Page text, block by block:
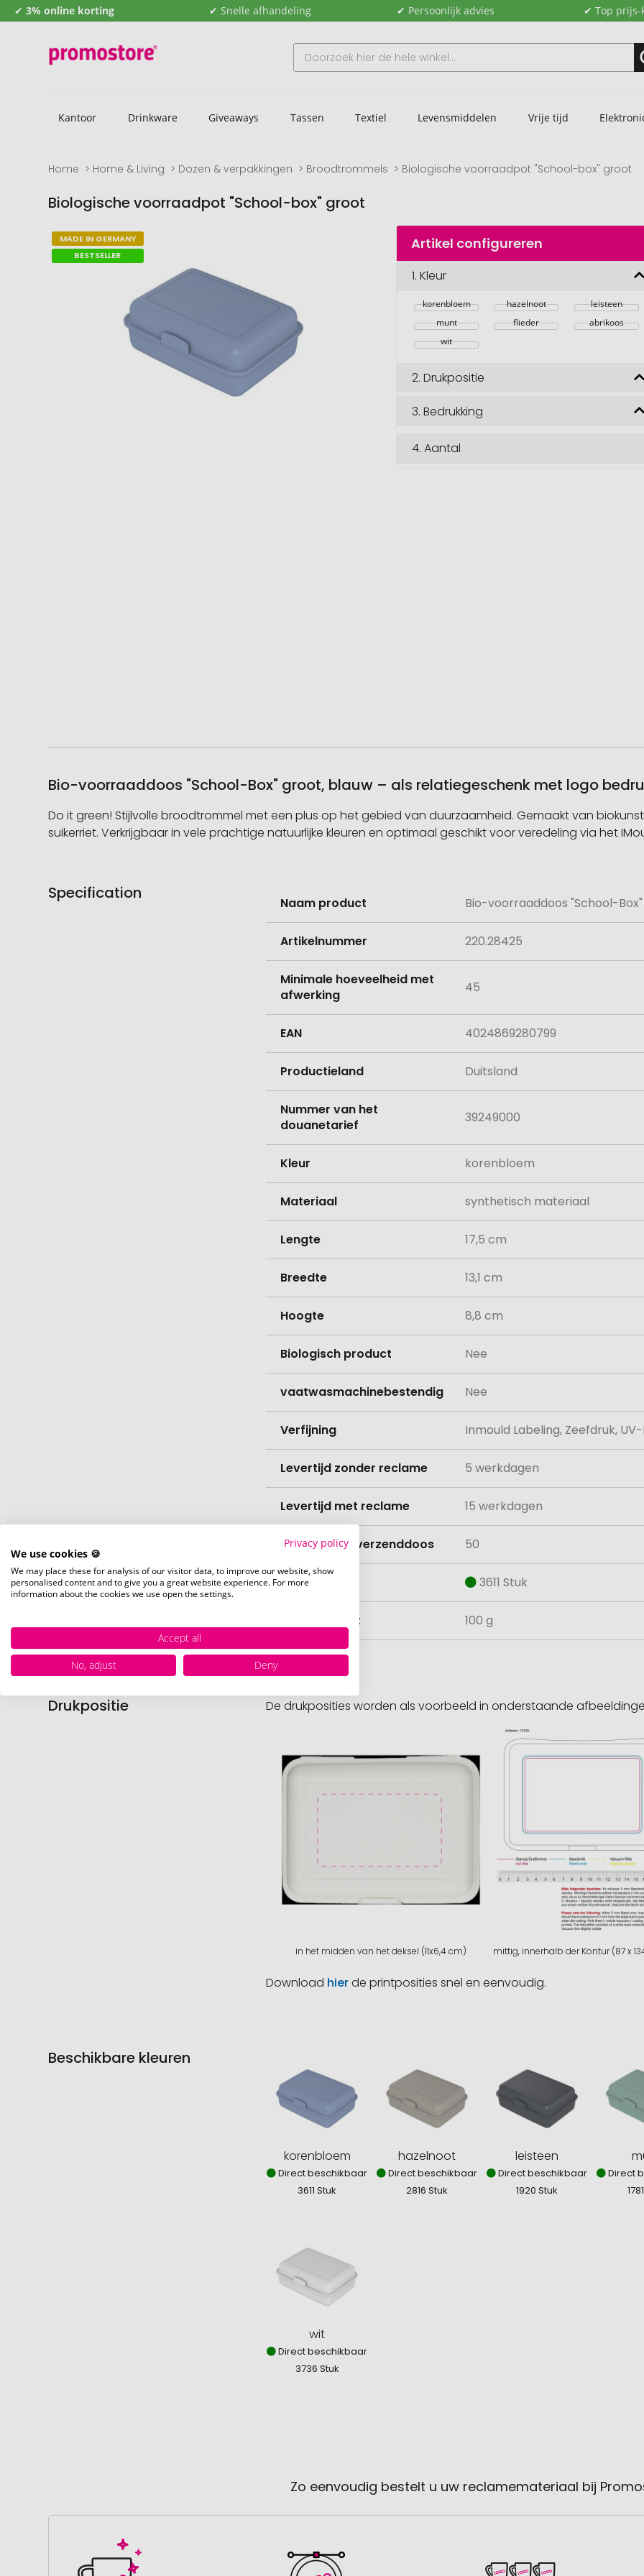
✔ 3% online korting ✔ Snelle afhandeling ✔ Persoonlijk advies ✔ Top
Kantoor Drinkware Giveaways Tassen Textiel Levensmiddelen Vrije tijd
Home Home & Living Dozen & verpakkingen Broodtrommels Biologische voorraadpot "School-box" groot
Biologische voorraadpot "School-box" groot
Naar
het
einde
afbeeldingengalerij
Naar
het
begin
afbeeldingengalerij
MADE IN GERMANY
BESTSELLER
Artikel configureren
1.Kleur
korenbloem hazelnoot
leisteen
munt
flieder
abrikoos
wit
2.Drukpositie
3.Bedrukking
4.Aantal
Bio-voorraaddoos "School-Box" groot, blauw – als relatiegeschenk met logo
Do it green! Stijlvolle broodtrommel met een plus op het gebied van duurzaamheid. Gemaakt van
suikerriet. Verkrijgbaar in vele prachtige natuurlijke kleuren en optimaal geschikt voor veredeling via het
Specification
informatie
Naam product Bio-voorraaddoos "School-
Artikelnummer 220.28425
Minimale hoeveelheid met
afwerking
45
EAN 4024869280799
Productieland Duitsland
Nummer van het
douanetarief
39249000
Kleur korenbloem
Materiaal synthetisch materiaal
Lengte 17,5 cm
Breedte 13,1 cm
Hoogte 8,8 cm
Biologisch product Nee
vaatwasmachinebestendig Nee
Verfijning Inmould Labeling, Zeefdruk,
Levertijd zonder reclame 5 werkdagen
Levertijd met reclame 15 werkdagen
Hoeveelheid verzenddoos 50
Voorraad 3611 Stuk
Nettogewicht 100 g
Drukpositie De drukposities worden als voorbeeld in onderstaande
in het midden van het deksel (11x6,4 cm) mittig, innerhalb der Kontur (87 x
Download hierde printposities snel en eenvoudig.
Beschikbare kleuren
korenbloem
Direct beschikbaar
3611 Stuk
hazelnoot
Direct beschikbaar
2816 Stuk
leisteen
Direct beschikbaar
1920 Stuk
Direct
wit
Direct beschikbaar
3736 Stuk
Zo eenvoudig bestelt u uw reclamemateriaal bij
Privacy policy
We use cookies 🍪
We may place these for analysis of our visitor data, to improve our website, show
personalised content and to give you a great website experience. For more
information about the cookies we use open the settings.
Accept all
No, adjust
Deny